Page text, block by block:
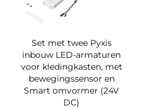
Set met twee Pyxis
inbouw LED-armaturen
voor kledingkasten, met
bewegingssensor en
Smart omvormer (24V
DC)